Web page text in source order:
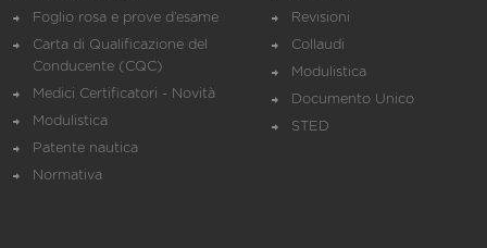
Foglio rosa e prove d’esame
Carta di Qualificazione del
Conducente (CQC)
Medici Certificatori - Novità
Modulistica
Patente nautica
Normativa
Revisioni
Collaudi
Modulistica
Documento Unico
STED